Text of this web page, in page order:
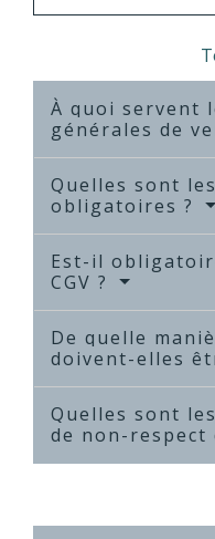
À quoi servent
générales de
Quelles sont
obligatoires ?
Est-il
CGV ?
De quelle
doivent-elles
Quelles sont
de non-respect